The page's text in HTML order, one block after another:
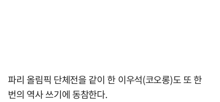
파리 올림픽 단체전을 같이 한 이우석(코오롱)도 또 한
번의 역사 쓰기에 동참한다.